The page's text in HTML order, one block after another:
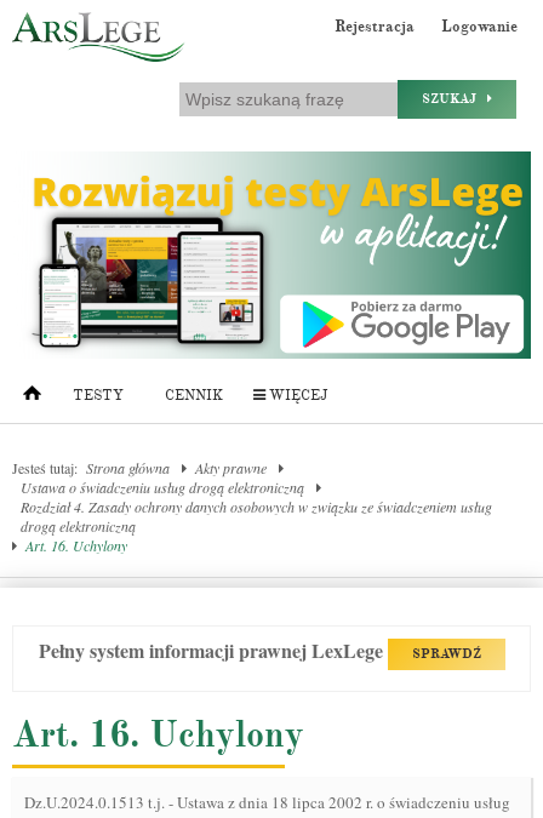
Rejestracja Logowanie
SZUKAJ
TESTY CENNIK WIĘCEJ
Jesteś tutaj: Strona główna
Akty prawne
Ustawa o świadczeniu usług drogą elektroniczną
Rozdział 4. Zasady ochrony danych osobowych w związku ze świadczeniem usług
drogą elektroniczną
Art. 16. Uchylony
Pełny system informacji prawnej LexLege SPRAWDŹ
Art. 16. Uchylony
Dz.U.2024.0.1513 t.j.-Ustawa z dnia 18 lipca 2002 r. o świadczeniu usług